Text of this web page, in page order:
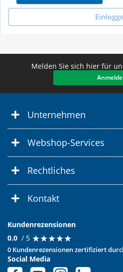
Melden Sie sich hier für
Unternehmen
Webshop-Services
Rechtliches
Kontakt
Kundenrezensionen
0.0 / 5 ★★★★★
★★★★★
0 Kundenrezensionen zertifiziert
Social Media